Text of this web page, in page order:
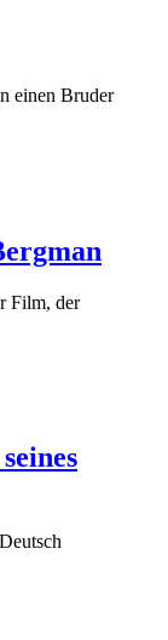
einen Bruder
Film, der